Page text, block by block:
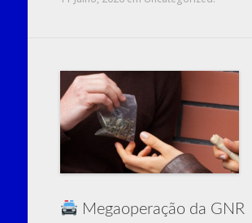
Megaoperação da GNR